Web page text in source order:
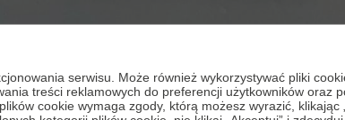
Boxer II z 2016 roku? Zapraszamy do
serwisu. Może również wykorzystywać pliki
treści reklamowych do preferencji użytkowników oraz
cookie wymaga zgody, którą możesz wyrazić, klikając